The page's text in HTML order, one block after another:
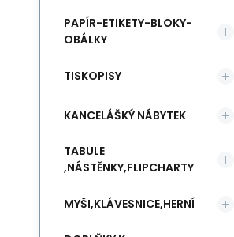
PAPÍR-ETIKETY-BLOKY-
OBÁLKY
TISKOPISY
KANCELÁŠKÝ NÁBYTEK
TABULE
,NÁSTĚNKY,FLIPCHARTY
MYŠI,KLÁVESNICE,HERNÍ